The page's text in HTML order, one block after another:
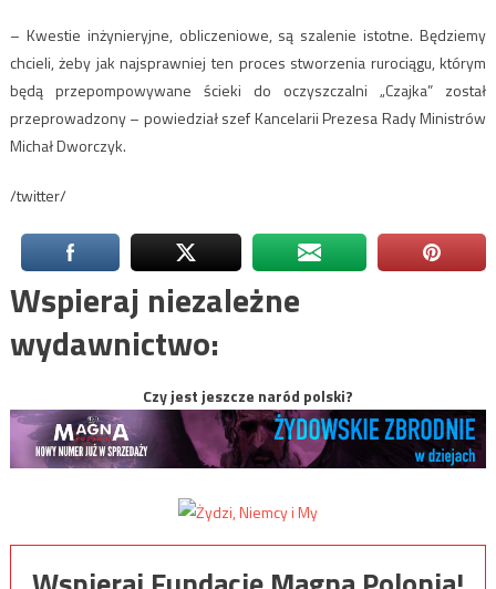
– Kwestie inżynieryjne, obliczeniowe, są szalenie istotne. Będziemy
chcieli, żeby jak najsprawniej ten proces stworzenia rurociągu, którym
będą przepompowywane ścieki do oczyszczalni „Czajka” został
przeprowadzony – powiedział szef Kancelarii Prezesa Rady Ministrów
Michał Dworczyk.
/twitter/
Wspieraj niezależne
wydawnictwo:
Czy jest jeszcze naród polski?